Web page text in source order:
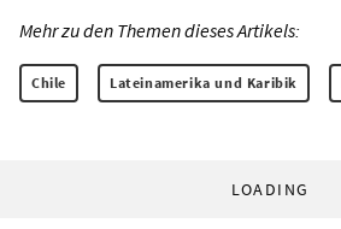
Mehr zu den Themen dieses Artikels:
Chile Lateinamerika und Karibik
LOADING